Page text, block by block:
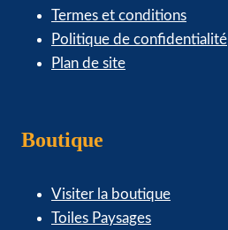
Termes et conditions
Politique de confidentialité
Plan de site
Boutique
Visiter la boutique
Toiles Paysages